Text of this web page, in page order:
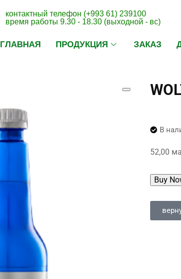
контактный телефон (+993 61) 239100
время работы 9.30 - 18.30 (выходной - вс)
ГЛАВНАЯ ПРОДУКЦИЯ ЗАКАЗ
В
52,00
Buy